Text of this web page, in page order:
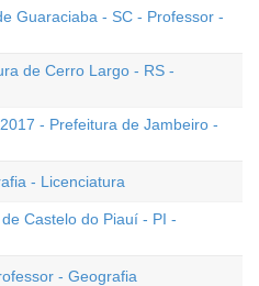
Guaraciaba - SC - Professor -
de Cerro Largo - RS -
- Prefeitura de Jambeiro -
- Licenciatura
Castelo do Piauí - PI -
- Geografia